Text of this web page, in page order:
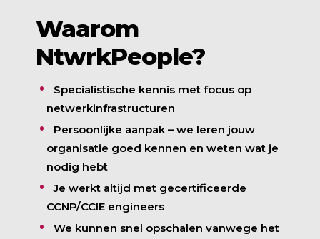
Waarom
NtwrkPeople?
Specialistische kennis met focus op
netwerkinfrastructuren
Persoonlijke aanpak – we leren jouw
organisatie goed kennen en weten wat je
nodig hebt
Je werkt altijd met gecertificeerde
CCNP/CCIE engineers
We kunnen snel opschalen vanwege het